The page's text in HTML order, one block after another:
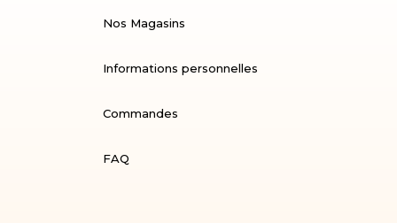
Nos Magasins
Informations personnelles
Commandes
FAQ